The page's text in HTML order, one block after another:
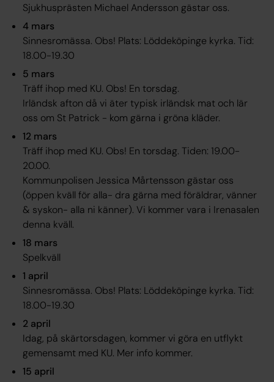
Sjukhusprästen Michael Andersson gästar oss.
4 mars
Sinnesromässa. Obs! Plats: Löddeköpinge kyrka. Tid:
18.00-19.30
5 mars
Träff ihop med KU. Obs! En torsdag.
Irländsk afton då vi äter typisk irländsk mat och lär
oss om St Patrick - kom gärna i gröna kläder.
12 mars
Träff ihop med KU. Obs! En torsdag. Tiden: 19.00-
20.00.
Kommunpolisen Jessica Mårtensson gästar oss
(öppen kväll för alla- dra gärna med föräldrar, vänner
& syskon- alla ni känner). Vi kommer vara i Irenasalen
denna kväll.
18 mars
Spelkväll
1 april
Sinnesromässa. Obs! Plats: Löddeköpinge kyrka. Tid:
18.00-19.30
2 april
Idag, på skärtorsdagen, kommer vi göra en utflykt
gemensamt med KU. Mer info kommer.
15 april